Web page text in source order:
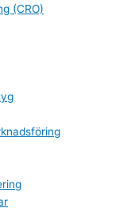
(CRO)